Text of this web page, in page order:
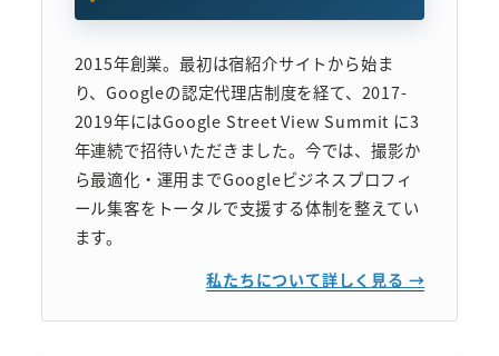
2015年創業。最初は宿紹介サイトから始ま
り、Googleの認定代理店制度を経て、2017-
2019年にはGoogle Street View Summit に3
年連続で招待いただきました。今では、撮影か
ら最適化・運用までGoogleビジネスプロフィ
ール集客をトータルで支援する体制を整えてい
ます。
私たちについて詳しく見る →